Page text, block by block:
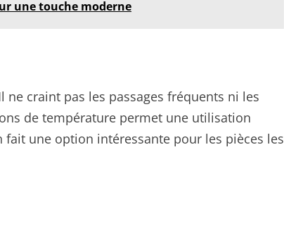
une touche moderne
craint pas les passages fréquents ni les
de température permet une utilisation
une option intéressante pour les pièces les